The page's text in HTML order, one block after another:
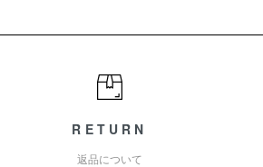
RETURN
返品について